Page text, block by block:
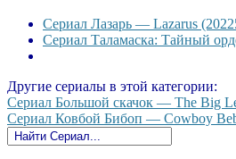
Сериал Лазарь — Lazarus
Сериал Таламаска: Тайный
Другие сериалы в этой категории:
Сериал Большой скачок — The Big
Сериал Ковбой Бибоп — Cowboy